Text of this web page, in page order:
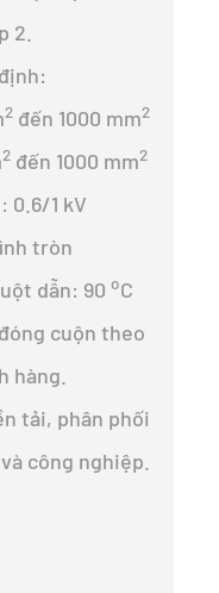
2.
2 đến 1000 mm2
2 đến 1000 mm2
0.6/1 kV
tròn
dẫn: 90 oC
cuộn theo
hàng.
tải, phân phối
công nghiệp.